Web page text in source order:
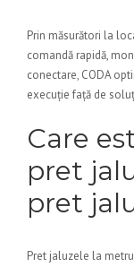
Prin măsurători la
comandă rapidă,
conectare, CODA
execuție față de
Care
pret
pret
Pret jaluzele la